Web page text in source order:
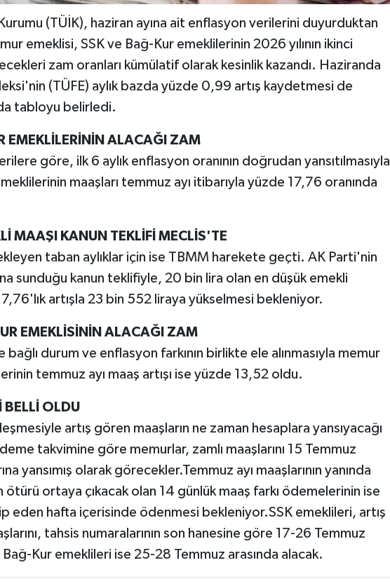
(TÜİK), haziran ayına ait enflasyon verilerini duyurduktan
emeklisi, SSK ve Bağ-Kur emeklilerinin 2026 yılının ikinci
zam oranları kümülatif olarak kesinlik kazandı. Haziranda
(TÜFE) aylık bazda yüzde 0,99 artış kaydetmesi de
tabloyu belirledi.
EMEKLİLERİNİN ALACAĞI ZAM
göre, ilk 6 aylık enflasyon oranının doğrudan yansıtılmasıyla
maaşları temmuz ayı itibarıyla yüzde 17,76 oranında
MAAŞI KANUN TEKLİFİ MECLİS'TE
taban aylıklar için ise TBMM harekete geçti. AK Parti'nin
sunduğu kanun teklifiyle, 20 bin lira olan en düşük emekli
artışla 23 bin 552 liraya yükselmesi bekleniyor.
EMEKLİSİNİN ALACAĞI ZAM
durum ve enflasyon farkının birlikte ele alınmasıyla memur
temmuz ayı maaş artışı ise yüzde 13,52 oldu.
BELLİ OLDU
artış gören maaşların ne zaman hesaplara yansıyacağı
takvimine göre memurlar, zamlı maaşlarını 15 Temmuz
yansımış olarak görecekler.Temmuz ayı maaşlarının yanında
ötürü ortaya çıkacak olan 14 günlük maaş farkı ödemelerinin ise
eden hafta içerisinde ödenmesi bekleniyor.SSK emeklileri, artış
tahsis numaralarının son hanesine göre 17-26 Temmuz
Kur emeklileri ise 25-28 Temmuz arasında alacak.